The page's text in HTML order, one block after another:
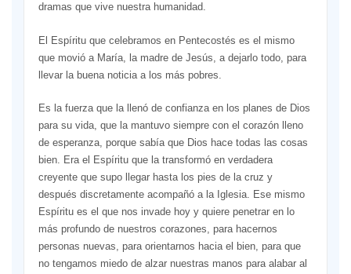
dramas que vive nuestra humanidad.
El Espíritu que celebramos en Pentecostés es el mismo
que movió a María, la madre de Jesús, a dejarlo todo, para
llevar la buena noticia a los más pobres.
Es la fuerza que la llenó de confianza en los planes de Dios
para su vida, que la mantuvo siempre con el corazón lleno
de esperanza, porque sabía que Dios hace todas las cosas
bien. Era el Espíritu que la transformó en verdadera
creyente que supo llegar hasta los pies de la cruz y
después discretamente acompañó a la Iglesia. Ese mismo
Espíritu es el que nos invade hoy y quiere penetrar en lo
más profundo de nuestros corazones, para hacernos
personas nuevas, para orientarnos hacia el bien, para que
no tengamos miedo de alzar nuestras manos para alabar al